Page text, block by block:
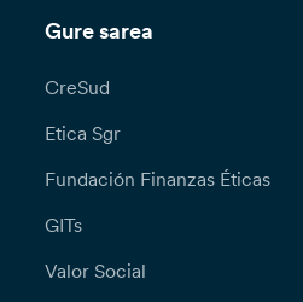
Gure sarea
CreSud
Etica Sgr
Fundación Finanzas Éticas
GITs
Valor Social